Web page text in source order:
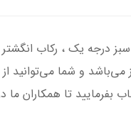
و شما می‌توانید
بفرمایید تا همکاران